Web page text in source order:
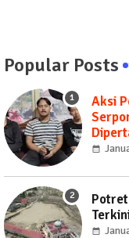
Popular Posts
Aksi